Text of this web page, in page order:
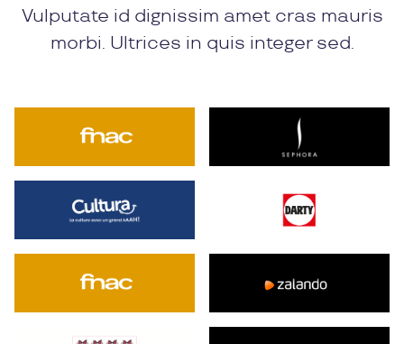
Vulputate id dignissim amet cras mauris
morbi. Ultrices in quis integer sed.